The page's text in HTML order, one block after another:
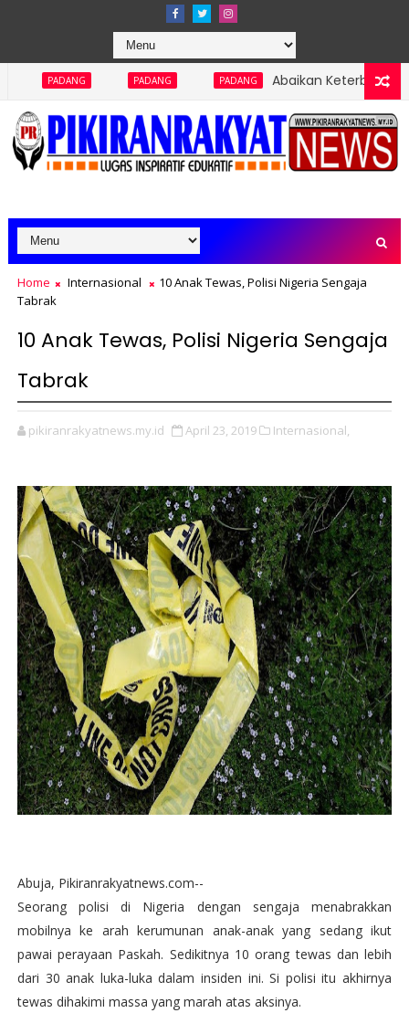
PADANG PADANG Abaikan Keterbukaan Informasi
Home Internasional
10 Anak Tewas, Polisi Nigeria Sengaja
Tabrak
10 Anak Tewas, Polisi Nigeria Sengaja
Tabrak
pikiranrakyatnews.my.id April 23, 2019 Internasional,
Abuja, Pikiranrakyatnews.com--
Seorang polisi di Nigeria dengan sengaja menabrakkan
mobilnya ke arah kerumunan anak-anak yang sedang ikut
pawai perayaan Paskah. Sedikitnya 10 orang tewas dan lebih
dari 30 anak luka-luka dalam insiden ini. Si polisi itu akhirnya
tewas dihakimi massa yang marah atas aksinya.